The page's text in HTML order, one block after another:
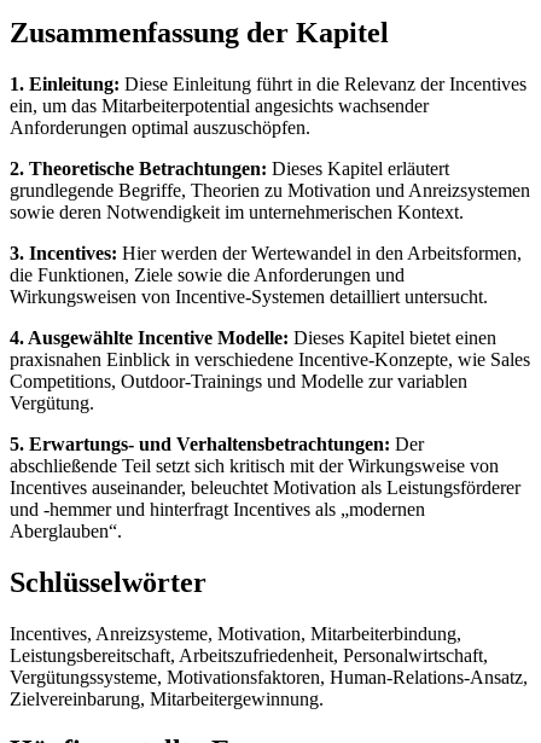
Zusammenfassung der Kapitel
1. Einleitung: Diese Einleitung führt in die Relevanz der Incentives
ein, um das Mitarbeiterpotential angesichts wachsender
Anforderungen optimal auszuschöpfen.
2. Theoretische Betrachtungen: Dieses Kapitel erläutert
grundlegende Begriffe, Theorien zu Motivation und Anreizsystemen
sowie deren Notwendigkeit im unternehmerischen Kontext.
3. Incentives: Hier werden der Wertewandel in den Arbeitsformen,
die Funktionen, Ziele sowie die Anforderungen und
Wirkungsweisen von Incentive-Systemen detailliert untersucht.
4. Ausgewählte Incentive Modelle: Dieses Kapitel bietet einen
praxisnahen Einblick in verschiedene Incentive-Konzepte, wie Sales
Competitions, Outdoor-Trainings und Modelle zur variablen
Vergütung.
5. Erwartungs- und Verhaltensbetrachtungen: Der
abschließende Teil setzt sich kritisch mit der Wirkungsweise von
Incentives auseinander, beleuchtet Motivation als Leistungsförderer
und -hemmer und hinterfragt Incentives als „modernen
Aberglauben“.
Schlüsselwörter
Incentives, Anreizsysteme, Motivation, Mitarbeiterbindung,
Leistungsbereitschaft, Arbeitszufriedenheit, Personalwirtschaft,
Vergütungssysteme, Motivationsfaktoren, Human-Relations-Ansatz,
Zielvereinbarung, Mitarbeitergewinnung.